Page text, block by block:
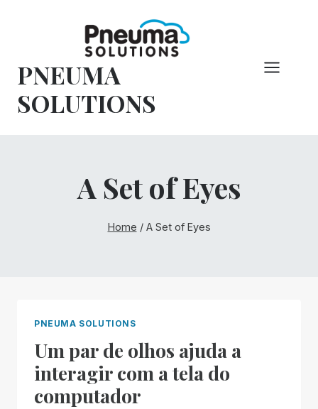
conteúdo
PNEUMA
SOLUTIONS
A Set of Eyes
Home / A Set of Eyes
PNEUMA SOLUTIONS
Um par de olhos ajuda a
interagir com a tela do
computador